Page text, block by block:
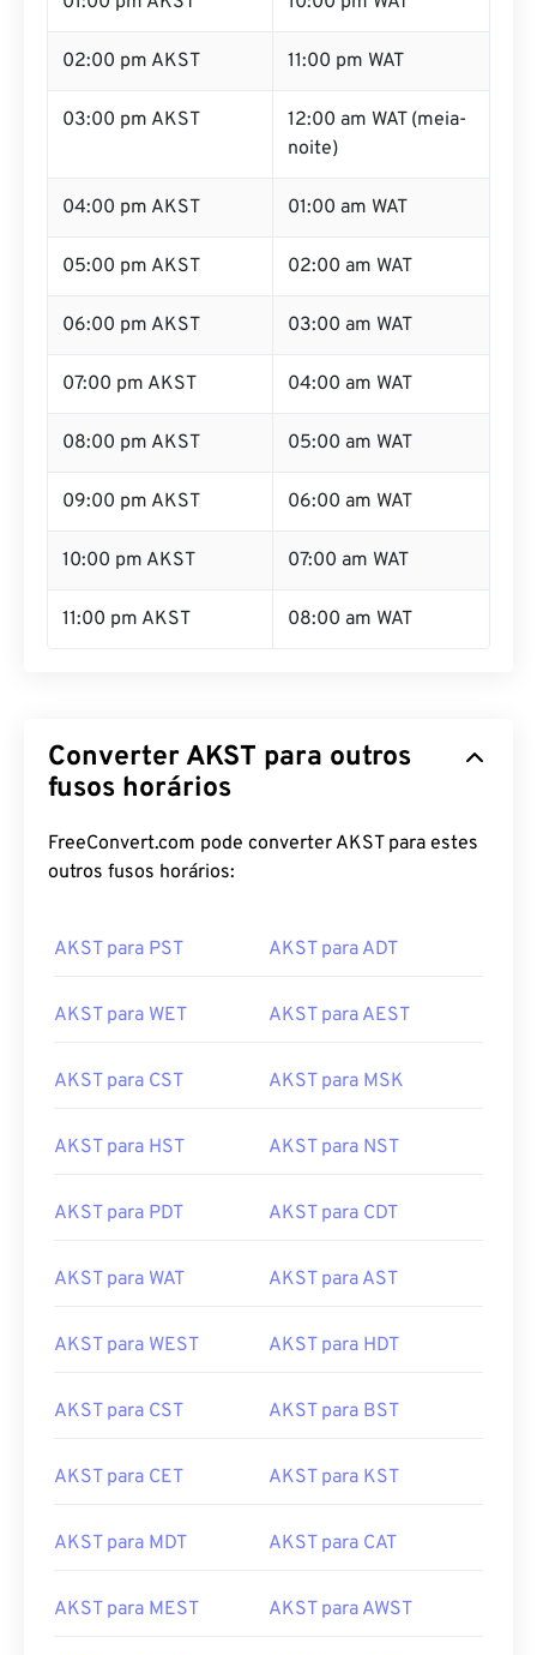
02:00 pm AKST 11:00 pm WAT
03:00 pm AKST
12:00 am WAT (meia-
noite)
04:00 pm AKST 01:00 am WAT
05:00 pm AKST 02:00 am WAT
06:00 pm AKST 03:00 am WAT
07:00 pm AKST 04:00 am WAT
08:00 pm AKST 05:00 am WAT
09:00 pm AKST 06:00 am WAT
10:00 pm AKST 07:00 am WAT
11:00 pm AKST 08:00 am WAT
Converter AKST para outros
fusos horários
FreeConvert.com pode converter AKST para estes
outros fusos horários:
AKST para PST AKST para ADT
AKST para WET AKST para AEST
AKST para CST AKST para MSK
AKST para HST AKST para NST
AKST para PDT AKST para CDT
AKST para WAT AKST para AST
AKST para WEST AKST para HDT
AKST para CST AKST para BST
AKST para CET AKST para KST
AKST para MDT AKST para CAT
AKST para MEST AKST para AWST